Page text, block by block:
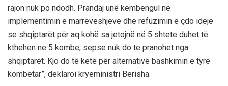
rajon nuk po ndodh. Prandaj unë këmbëngul në
implementimin e marrëveshjeve dhe refuzimin e çdo ideje
se shqiptarët për aq kohë sa jetojnë në 5 shtete duhet të
kthehen ne 5 kombe, sepse nuk do te pranohet nga
shqiptarët. Kjo do të ketë për alternativë bashkimin e tyre
kombëtar”, deklaroi kryeministri Berisha.